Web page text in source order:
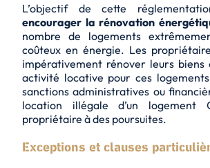
L’objectif de cette
encourager la rénovation
nombre de logements
coûteux en énergie. Les
impérativement rénover leurs biens
activité locative pour ces
sanctions administratives ou
location illégale d’un logement
propriétaire à des poursuites.
Exceptions et clauses